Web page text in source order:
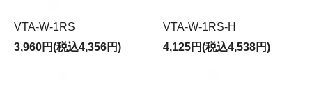
VTA-W-1RS
3,960円(税込4,356円)
VTA-W-1RS-H
4,125円(税込4,538円)